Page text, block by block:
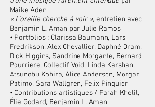
Maike Aden
« L’oreille cherche à voir », entretien avec
Benjamin L. Aman par Julie Ramos
• Portfolios : Clarissa Baumann, Lars
Fredrikson, Alex Chevallier, Daphné Oram,
Dick Higgins, Sandrine Morgante, Bernard
Pourrière, Collectif Void, Linda Karshan,
Atsunobu Kohira, Alice Anderson, Morgan
Patimo, Sara Wallgren, Felix Pinquier
• Contributions artistiques / Farah Khelil,
Élie Godard, Benjamin L. Aman